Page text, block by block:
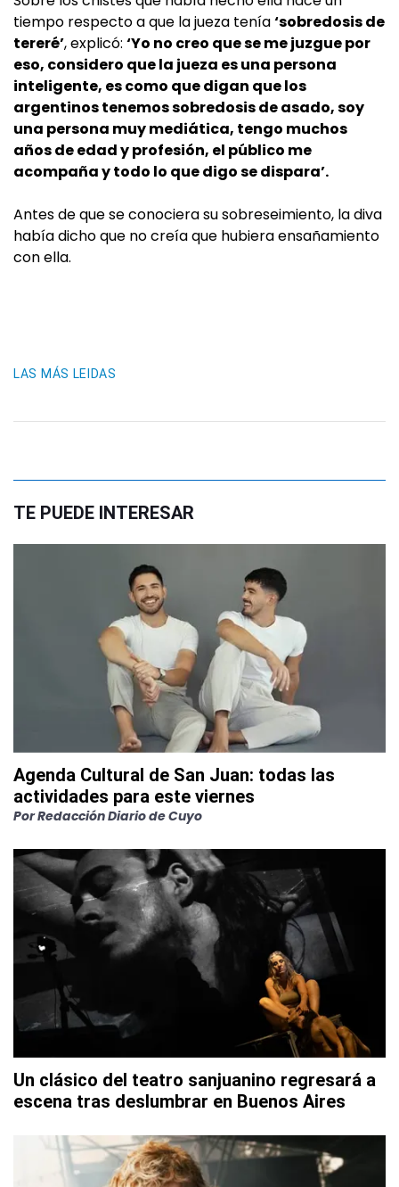
tiempo respecto a que la jueza tenía‘sobredosis de
tereré’, explicó: ‘Yo no creo que se me juzgue por
eso, considero que la jueza es una persona
inteligente, es como que digan que los
argentinos tenemos sobredosis de asado, soy
una persona muy mediática, tengo muchos
años de edad y profesión, el público me
acompaña y todo lo que digo se dispara’.
Antes de que se conociera su sobreseimiento, la diva
había dicho que no creía que hubiera ensañamiento
con ella.
LAS MÁS LEIDAS
TE PUEDE INTERESAR
Agenda Cultural de San Juan: todas las
actividades para este viernes
PorRedacción Diario de Cuyo
Un clásico del teatro sanjuanino regresará a
escena tras deslumbrar en Buenos Aires